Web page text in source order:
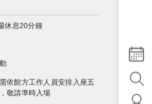
休息20分鐘
依館方工作人員安排入座五
敬請準時入場